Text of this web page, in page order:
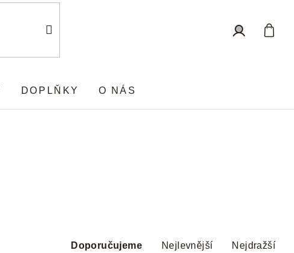
DOPLŇKY O NÁS
Doporučujeme Nejlevnější Nejdražší